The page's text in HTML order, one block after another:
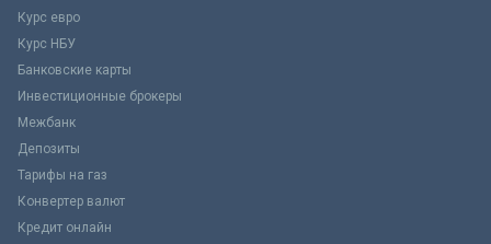
Курс евро
Курс НБУ
Банковские карты
Инвестиционные брокеры
Межбанк
Депозиты
Тарифы на газ
Конвертер валют
Кредит онлайн